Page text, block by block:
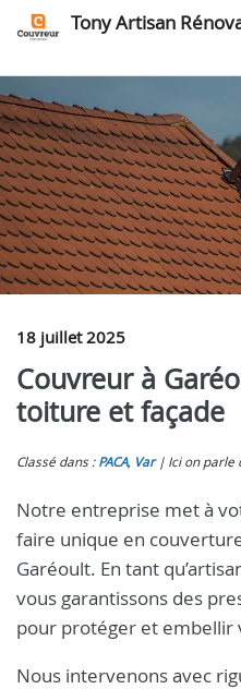
Tony Artisan
18 juillet 2025
Couvreur à
toiture et façade
Classé dans : PACA, Var Ici on parle
Notre entreprise met à
faire unique en
Garéoult. En tant
vous garantissons des
pour protéger et embellir
Nous intervenons avec